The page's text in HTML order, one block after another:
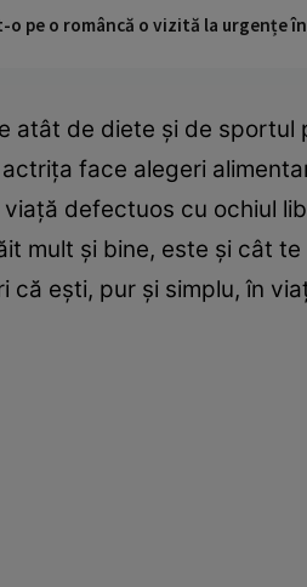
o pe o româncă o vizită la urgențe
atât de diete și de
face alegeri
defectuos cu ochiul
mult și bine, este și cât
că ești, pur și simplu, în